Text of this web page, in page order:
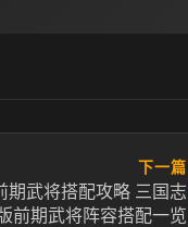
下一篇
期武将搭配攻略 三国志
前期武将阵容搭配一览